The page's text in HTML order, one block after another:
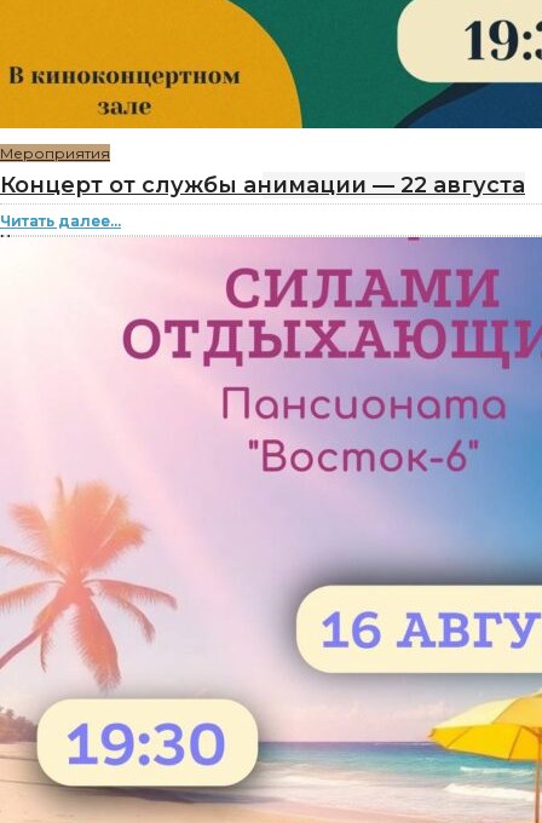
Мероприятия
Концерт от службы анимации — 22 августа
Читать далее...